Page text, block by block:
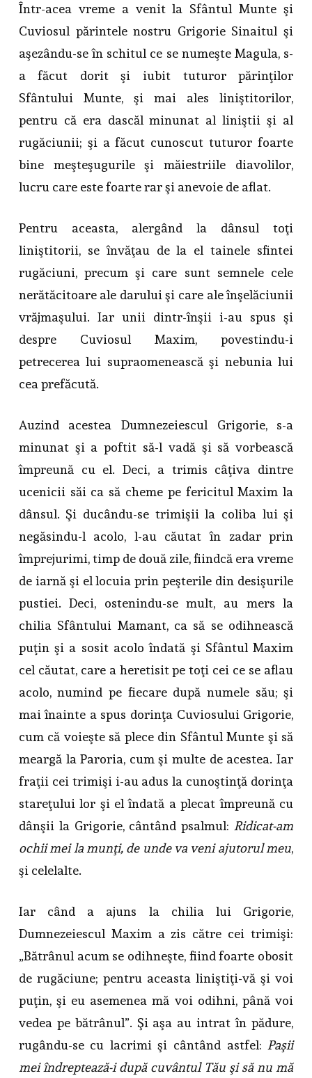
Într-acea vreme a venit la Sfântul Munte şi
Cuviosul părintele nostru Grigorie Sinaitul şi
aşezându-se în schitul ce se numeşte Magula, s-
a făcut dorit şi iubit tuturor părinţilor
Sfântului Munte, şi mai ales liniştitorilor,
pentru că era dascăl minunat al liniştii şi al
rugăciunii; şi a făcut cunoscut tuturor foarte
bine meşteşugurile şi măiestriile diavolilor,
lucru care este foarte rar şi anevoie de aflat.
Pentru aceasta, alergând la dânsul toţi
liniştitorii, se învăţau de la el tainele sfintei
rugăciuni, precum şi care sunt semnele cele
nerătăcitoare ale darului şi care ale înşelăciunii
vrăjmaşului. Iar unii dintr-înşii i-au spus şi
despre Cuviosul Maxim, povestindu-i
petrecerea lui supraomenească şi nebunia lui
cea prefăcută.
Auzind acestea Dumnezeiescul Grigorie, s-a
minunat şi a poftit să-l vadă şi să vorbească
împreună cu el. Deci, a trimis câţiva dintre
ucenicii săi ca să cheme pe fericitul Maxim la
dânsul. Şi ducându-se trimişii la coliba lui şi
negăsindu-l acolo, l-au căutat în zadar prin
împrejurimi, timp de două zile, fiindcă era vreme
de iarnă şi el locuia prin peşterile din desişurile
pustiei. Deci, ostenindu-se mult, au mers la
chilia Sfântului Mamant, ca să se odihnească
puţin şi a sosit acolo îndată şi Sfântul Maxim
cel căutat, care a heretisit pe toţi cei ce se aflau
acolo, numind pe fiecare după numele său; şi
mai înainte a spus dorinţa Cuviosului Grigorie,
cum că voieşte să plece din Sfântul Munte şi să
meargă la Paroria, cum şi multe de acestea. Iar
fraţii cei trimişi i-au adus la cunoştinţă dorinţa
stareţului lor şi el îndată a plecat împreună cu
dânşii la Grigorie, cântând psalmul: Ridicat-am
ochii mei la munţi, de unde va veni ajutorul meu,
şi celelalte.
Iar când a ajuns la chilia lui Grigorie,
Dumnezeiescul Maxim a zis către cei trimişi:
„Bătrânul acum se odihneşte, fiind foarte obosit
de rugăciune; pentru aceasta liniştiţi-vă şi voi
puţin, şi eu asemenea mă voi odihni, până voi
vedea pe bătrânul”. Şi aşa au intrat în pădure,
rugându-se cu lacrimi şi cântând astfel: Paşii
mei îndreptează-i după cuvântul Tău şi să nu mă